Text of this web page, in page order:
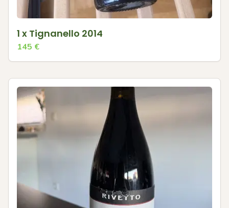
1 x Tignanello 2014
145 €